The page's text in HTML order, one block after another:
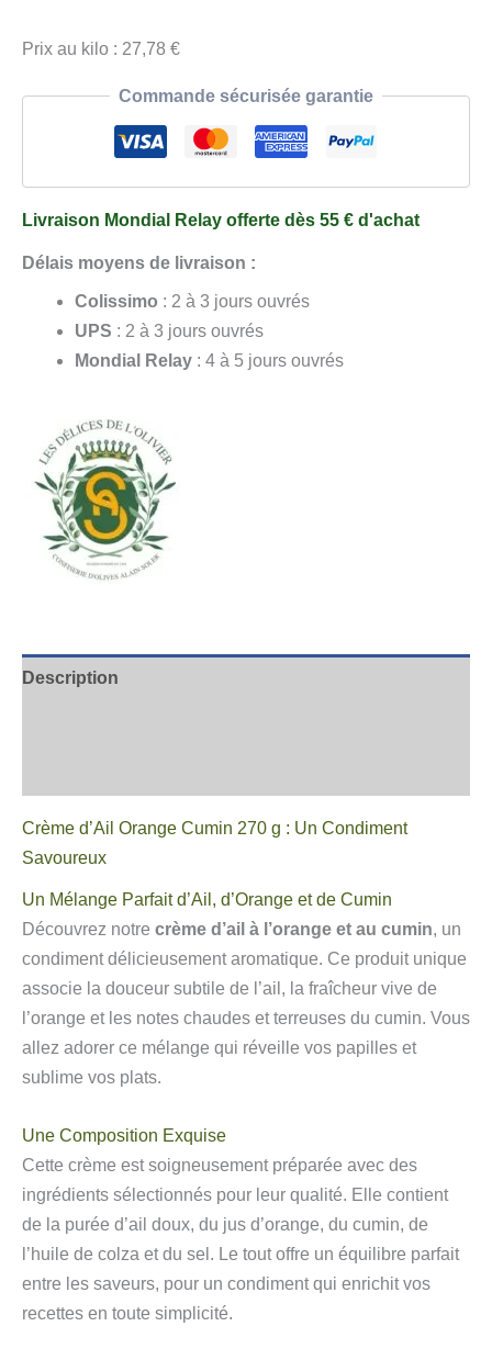
270
Prix au kilo : 27,78 €
Commande sécurisée garantie
Livraison Mondial Relay offerte dès 55 € d'achat
Délais moyens de livraison :
Colissimo : 2 à 3 jours ouvrés
UPS : 2 à 3 jours ouvrés
Mondial Relay : 4 à 5 jours ouvrés
Description
Crème d’Ail Orange Cumin 270 g : Un Condiment
Savoureux
Un Mélange Parfait d’Ail, d’Orange et de Cumin
Découvrez notre crème d’ail à l’orange et au cumin, un
condiment délicieusement aromatique. Ce produit unique
associe la douceur subtile de l’ail, la fraîcheur vive de
l’orange et les notes chaudes et terreuses du cumin. Vous
allez adorer ce mélange qui réveille vos papilles et
sublime vos plats.
Une Composition Exquise
Cette crème est soigneusement préparée avec des
ingrédients sélectionnés pour leur qualité. Elle contient
de la purée d’ail doux, du jus d’orange, du cumin, de
l’huile de colza et du sel. Le tout offre un équilibre parfait
entre les saveurs, pour un condiment qui enrichit vos
recettes en toute simplicité.